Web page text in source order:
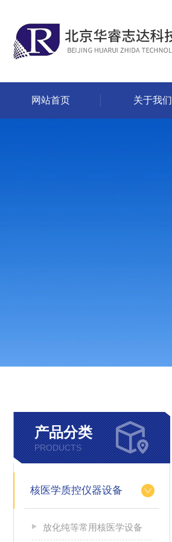
网站首页 关于我们
产品分类
PRODUCTS
核医学质控仪器设备
放化纯等常用核医学设备